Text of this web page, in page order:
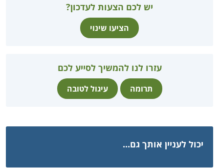
יש לכם הצעות לעדכון?
הציעו שינוי
עזרו לנו להמשיך לסייע לכם
תרומה עיגול לטובה
יכול לעניין אותך גם...